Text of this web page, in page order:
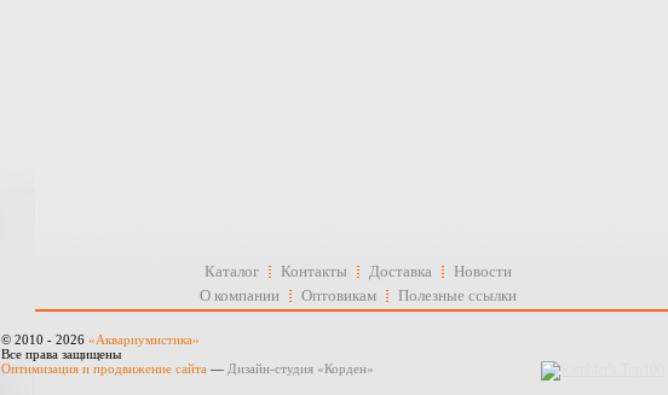
Каталог Контакты Доставка
Новости
О компании
Оптовикам Полезные ссылки
© 2010 - 2026 «Аквариумистика»
Все права защищены
Оптимизация и продвижение сайта — Дизайн-студия «Корден»